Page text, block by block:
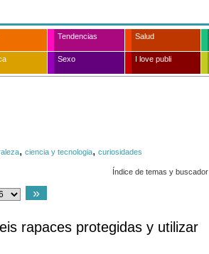
Tendencias Salud
Sexo I love publi
, ciencia y tecnologia, curiosidades
Índice de temas y buscador
»
rapaces protegidas y utilizar